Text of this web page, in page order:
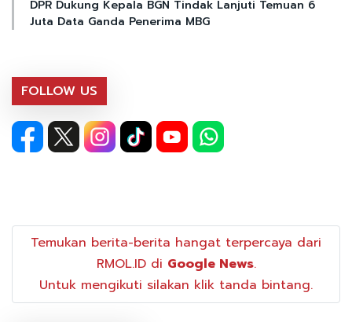
DPR Dukung Kepala BGN Tindak Lanjuti Temuan 6
Juta Data Ganda Penerima MBG
FOLLOW US
Temukan berita-berita hangat terpercaya dari
RMOL.ID di Google News.
Untuk mengikuti silakan klik tanda bintang.